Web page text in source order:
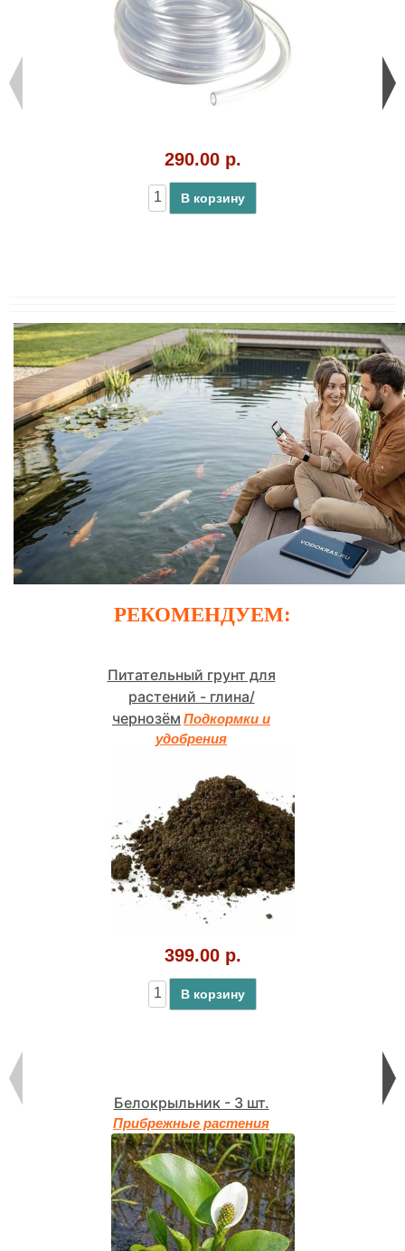
290.00 р.
В корзину
РЕКОМЕНДУЕМ:
Питательный грунт для
растений - глина/
чернозём Подкормки и
удобрения
399.00 р.
В корзину
Белокрыльник - 3 шт.
Прибрежные растения